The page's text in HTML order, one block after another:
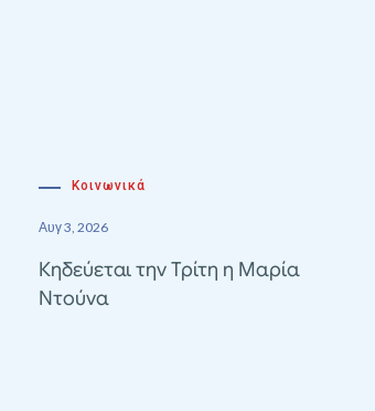
Κοινωνικά
Αυγ 3, 2026
Κηδεύεται την Τρίτη η Μαρία
Ντούνα